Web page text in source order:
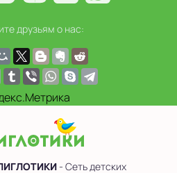
друзьям о нас:
- Сеть детских